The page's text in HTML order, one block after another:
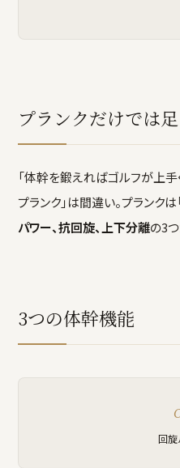
プランクだけでは
「体幹を鍛えればゴルフが上手
プランク」は間違い。プランク
パワー、抗回旋、上下分離の3
3つの体幹機能
回旋